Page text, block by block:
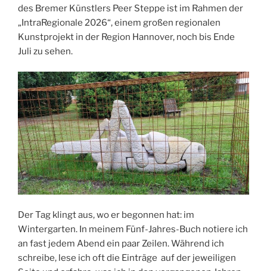
des Bremer Künstlers Peer Steppe ist im Rahmen der
„IntraRegionale 2026“, einem großen regionalen
Kunstprojekt in der Region Hannover, noch bis Ende
Juli zu sehen.
Der Tag klingt aus, wo er begonnen hat: im
Wintergarten. In meinem Fünf-Jahres-Buch notiere ich
an fast jedem Abend ein paar Zeilen. Während ich
schreibe, lese ich oft die Einträge auf der jeweiligen